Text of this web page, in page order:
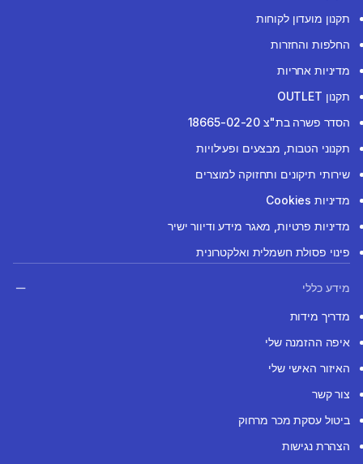
תקנון מועדון לקוחות
החלפות והחזרות
מדיניות אחריות
תקנון OUTLET
הסדר פשרה בת"צ 18665-02-20
תקנוני הטבות, מבצעים ופעילויות
שירותי תיקונים ותחזוקה למוצרים
מדיניות Cookies
מדיניות פרטיות, מאגר מידע ודיוור ישיר
פינוי פסולת חשמלית ואלקטרונית
מידע כללי
מדריך מידות
איפה ההזמנה שלי
האיזור האישי שלי
צור קשר
ביטול עסקת מכר מרחוק
הצהרת נגישות